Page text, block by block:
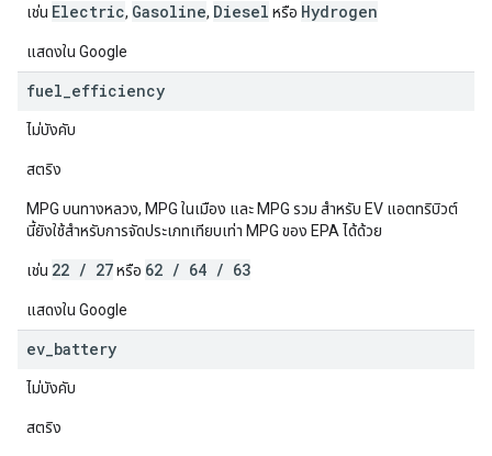
เช่น Electric, Gasoline, Diesel หรือ Hydrogen
แสดงใน Google
fuel efficiency
ไม่บังคับ
สตริง
MPG บนทางหลวง, MPG ในเมือง และ MPG รวม สำหรับ EV แอตทริบิวต์
นี้ยังใช้สำหรับการจัดประเภทเทียบเท่า MPG ของ EPA ได้ด้วย
เช่น 22 / 27หรือ 62 / 64 / 63
แสดงใน Google
ev battery
ไม่บังคับ
สตริง